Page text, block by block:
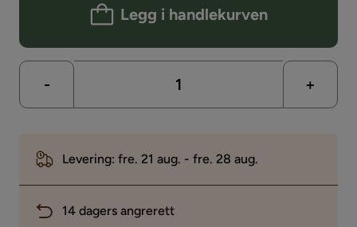
Legg i handlekurven
- +
Levering: fre. 21 aug. - fre. 28 aug.
14 dagers angrerett